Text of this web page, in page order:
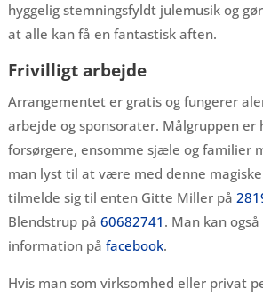
hyggelig stemningsfyldt julemusik og
at alle kan få en fantastisk aften.
Frivilligt arbejde
Arrangementet er gratis og fungerer
arbejde og sponsorater. Målgruppen er
forsørgere, ensomme sjæle og familier
man lyst til at være med denne
tilmelde sig til enten Gitte Miller på
Blendstrup på 60682741 . Man kan
information på facebook.
Hvis man som virksomhed eller privat